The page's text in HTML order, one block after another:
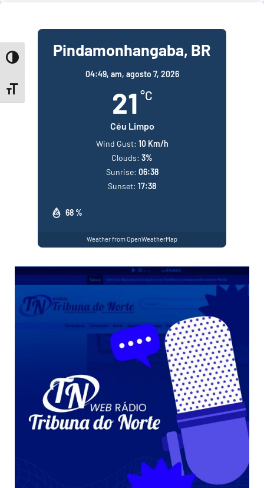
Toggle High Contrast
Toggle Font size
Pindamonhangaba, BR
04:49, am, agosto 7, 2026
21 °C
Céu Limpo
68 %
Wind Gust: 10 Km/h
Clouds: 3%
Sunrise: 06:38
Sunset: 17:38
Weather from OpenWeatherMap